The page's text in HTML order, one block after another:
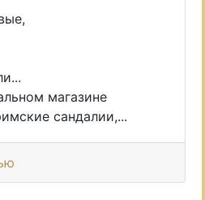
магазине
сандалии,...